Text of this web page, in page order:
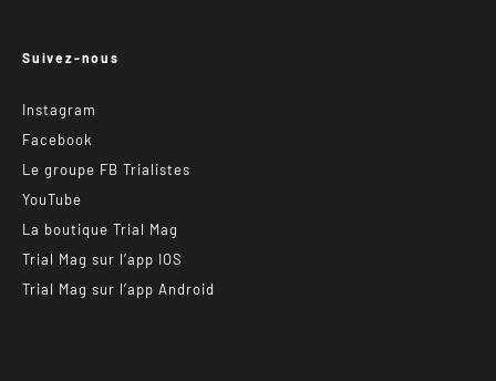
Suivez-nous
Instagram
Facebook
Le groupe FB Trialistes
YouTube
La boutique Trial Mag
Trial Mag sur l’app IOS
Trial Mag sur l’app Android